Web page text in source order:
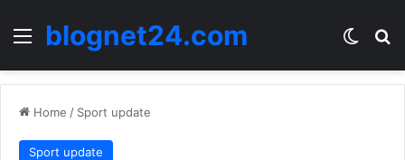
Menublognet24.com
Home / Sport update
Sport update